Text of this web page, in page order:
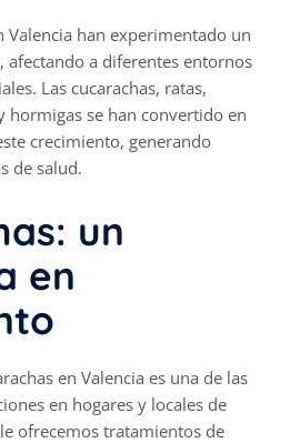
Valencia han experimentado un
a diferentes entornos
Las cucarachas, ratas,
hormigas se han convertido en
crecimiento, generando
de salud.
un
en
en Valencia es una de las
en hogares y locales de
ofrecemos tratamientos de